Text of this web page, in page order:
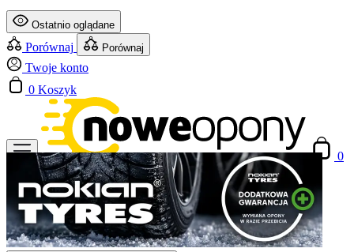
Ostatnio oglądane
Porównaj Porównaj
Twoje konto
0 Koszyk
0